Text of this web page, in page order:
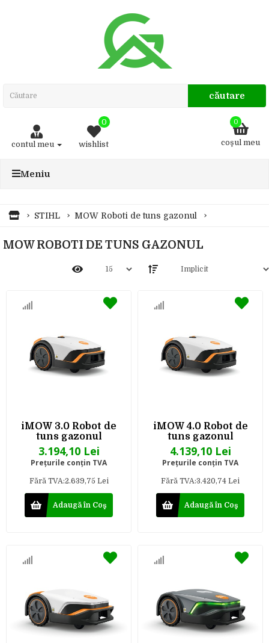
căutare
contul meu
0
wishlist coşul meu
0
Meniu
STIHL MOW Roboti de tuns gazonul
MOW ROBOTI DE TUNS GAZONUL
iMOW 3.0 Robot de
tuns gazonul
3.194,10 Lei
Preţurile conţin TVA
Fără TVA:2.639,75 Lei
Adaugă în Coş
iMOW 4.0 Robot de
tuns gazonul
4.139,10 Lei
Preţurile conţin TVA
Fără TVA:3.420,74 Lei
Adaugă în Coş